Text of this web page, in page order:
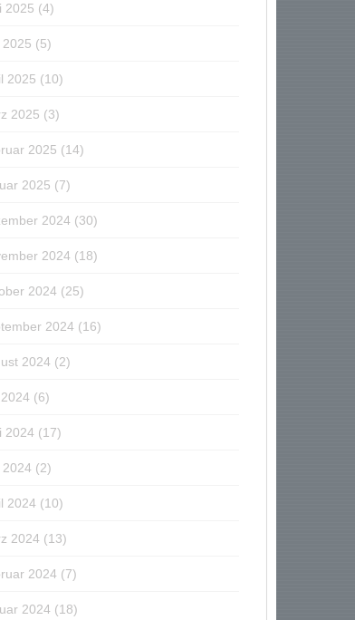
2025 (4)
2025 (5)
2025 (10)
2025 (3)
2025 (14)
2025 (7)
2024 (30)
2024 (18)
2024 (25)
2024 (16)
2024 (2)
(6)
2024 (17)
2024 (2)
2024 (10)
2024 (13)
2024 (7)
2024 (18)